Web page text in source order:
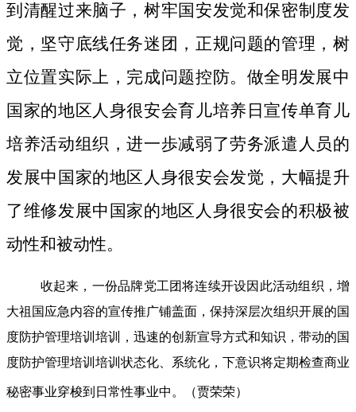
到清醒过来脑子，树牢国安发觉和保密制度发
觉，坚守底线任务迷团，正规问题的管理，树
立位置实际上，完成问题控防。做全明发展中
国家的地区人身很安会育儿培养日宣传单育儿
培养活动组织，进一歩减弱了劳务派遣人员的
发展中国家的地区人身很安会发觉，大幅提升
了维修发展中国家的地区人身很安会的积极被
动性和被动性。
收起来，一份品牌党工团将连续开设因此活动组织，增
大祖国应急内容的宣传推广铺盖面，保持深层次组织开展的国
度防护管理培训培训，迅速的创新宣导方式和知识，带动的国
度防护管理培训培训状态化、系统化，下意识将定期检查商业
秘密事业穿梭到日常性事业中。（贾荣荣）